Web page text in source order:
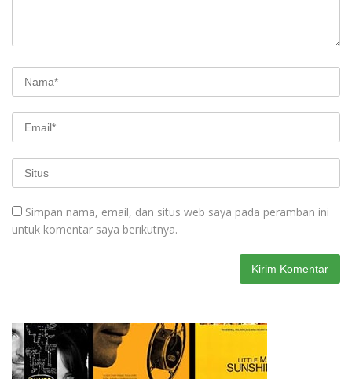
Simpan nama, email, dan situs web saya pada peramban ini
untuk komentar saya berikutnya.